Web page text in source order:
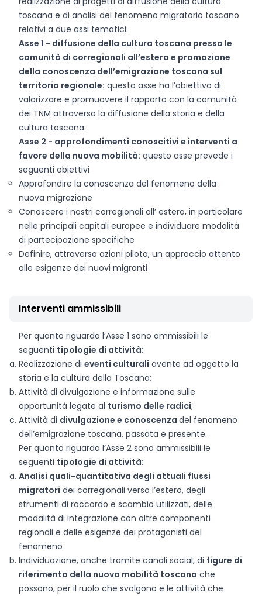
toscana e di analisi del fenomeno migratorio toscano
relativi a due assi tematici:
Asse 1 - diffusione della cultura toscana presso le
comunità di corregionali all’estero e promozione
della conoscenza dell’emigrazione toscana sul
territorio regionale: questo asse ha l’obiettivo di
valorizzare e promuovere il rapporto con la comunità
dei TNM attraverso la diffusione della storia e della
cultura toscana.
Asse 2 - approfondimenti conoscitivi e interventi a
favore della nuova mobilità: questo asse prevede i
seguenti obiettivi
Approfondire la conoscenza del fenomeno della
nuova migrazione
Conoscere i nostri corregionali all’ estero, in particolare
nelle principali capitali europee e individuare modalità
di partecipazione specifiche
Definire, attraverso azioni pilota, un approccio attento
alle esigenze dei nuovi migranti
Interventi ammissibili
Per quanto riguarda l’Asse 1 sono ammissibili le
seguenti tipologie di attività:
Realizzazione di eventi culturali avente ad oggetto la
storia e la cultura della Toscana;
Attività di divulgazione e informazione sulle
opportunità legate al turismo delle radici;
Attività di divulgazione e conoscenza del fenomeno
dell’emigrazione toscana, passata e presente.
Per quanto riguarda l’Asse 2 sono ammissibili le
seguenti tipologie di attività:
Analisi quali-quantitativa degli attuali flussi
migratori dei corregionali verso l’estero, degli
strumenti di raccordo e scambio utilizzati, delle
modalità di integrazione con altre componenti
regionali e delle esigenze dei protagonisti del
fenomeno
Individuazione, anche tramite canali social, di figure di
riferimento della nuova mobilità toscana che
possono, per il ruolo che svolgono e le attività che